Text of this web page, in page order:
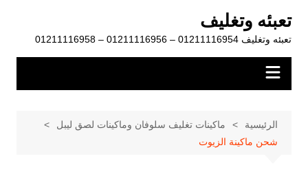
المحتوى
تعبئه وتغليف
تعبئه وتغليف 01211116954 – 01211116956 – 01211116958
الرئيسية
ماكينات تغليف سلوفان وماكينات لصق ليبل
شحن ماكينة الزيوت